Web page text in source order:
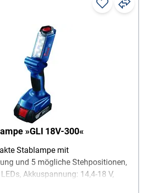
»GLI 18V-300«
Stablampe mit
und 5 mögliche Stehpositionen,
Akkuspannung: 14,4-18 V,